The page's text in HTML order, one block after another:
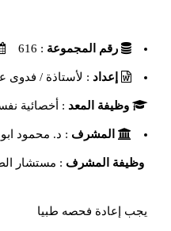
رقم المجموعة : 616
إعداد : لأستاذة / فدوى
وظيفة المعد : أخصائية
المشرف : د. محمود ابو
وظيفة المشرف : مستشار
يجب إعادة فحصه طبيا